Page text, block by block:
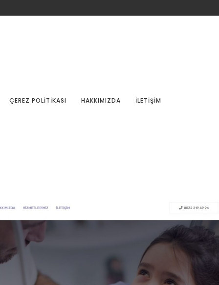
ÇEREZ POLITIKASI HAKKIMIZDA İLETIŞIM